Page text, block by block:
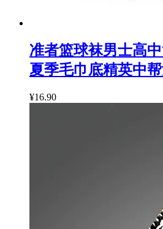
准者篮球袜男士高
夏季毛巾底精英中
¥16.90